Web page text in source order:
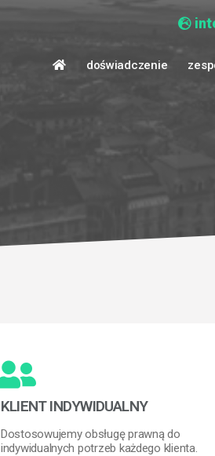
doświadczenie
KLIENT INDYWIDUALNY
Dostosowujemy obsługę prawną do
indywidualnych potrzeb każdego klienta.